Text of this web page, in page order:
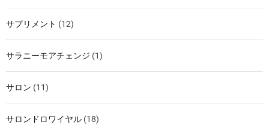
サプリメント (12)
サラニーモアチェンジ (1)
サロン (11)
サロンドロワイヤル (18)